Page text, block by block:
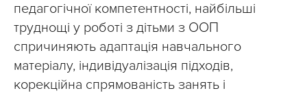
педагогічної компетентності, найбільші
труднощі у роботі з дітьми з ООП
спричиняють адаптація навчального
матеріалу, індивідуалізація підходів,
корекційна спрямованість занять і